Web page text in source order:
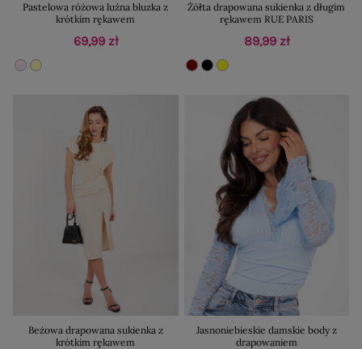
Pastelowa różowa luźna bluzka z
krótkim rękawem
69,99 zł
Żółta drapowana sukienka z długim
rękawem RUE PARIS
89,99 zł
Beżowa drapowana sukienka z
krótkim rękawem
Jasnoniebieskie damskie body z
drapowaniem